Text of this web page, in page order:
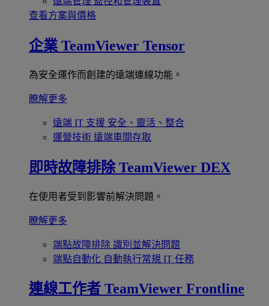
查看方案與價格
企業 TeamViewer Tensor
為安全運作而創建的遠端連線功能。
瞭解更多
遠端 IT 支援 安全、靈活、整合
運營技術 遠端車間存取
即時故障排除 TeamViewer DEX
在使用者受到影響前解決問題。
瞭解更多
端點故障排除 識別並解決問題
端點自動化 自動執行常規 IT 任務
連線工作者 TeamViewer Frontline